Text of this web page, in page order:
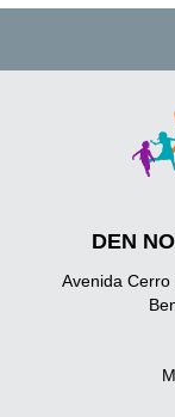
DEN
Avenida Cerro